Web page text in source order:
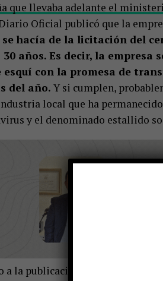
que llevaba adelante el
Oficial publicó que la
se hacía de la licitación del
años. Es decir, la empresa
esquí con la promesa de
del año. Y si cumplen,
local que ha
y el denominado estallido
a la publicación del Diario Oficial,